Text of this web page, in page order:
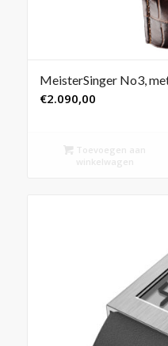
MeisterSinger No3,
€2.090,00
Toevoegen aan
winkelwagen